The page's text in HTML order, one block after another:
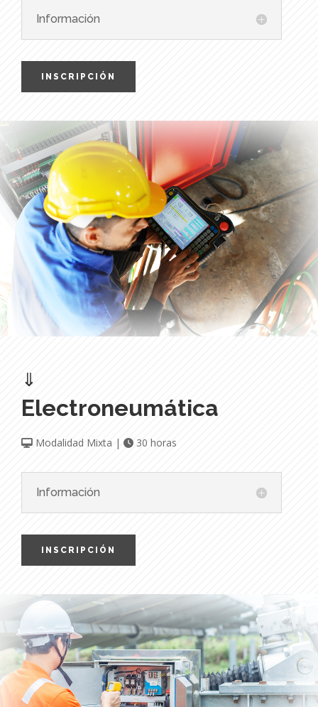
Información
INSCRIPCIÓN
⇓
Electroneumática
Modalidad Mixta | 30 horas
Información
INSCRIPCIÓN